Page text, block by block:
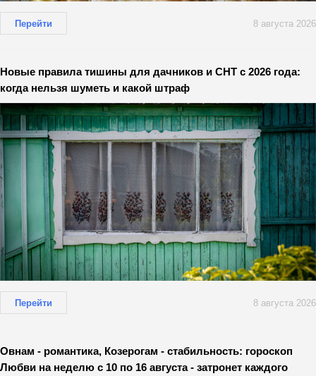
Перейти 8 августа 2026
Новые правила тишины для дачников и СНТ с 2026 года:
когда нельзя шуметь и какой штраф
Перейти 8 августа 2026
Овнам - романтика, Козерогам - стабильность: гороскоп
Любви на неделю с 10 по 16 августа - затронет каждого